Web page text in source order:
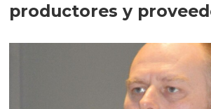
productores y